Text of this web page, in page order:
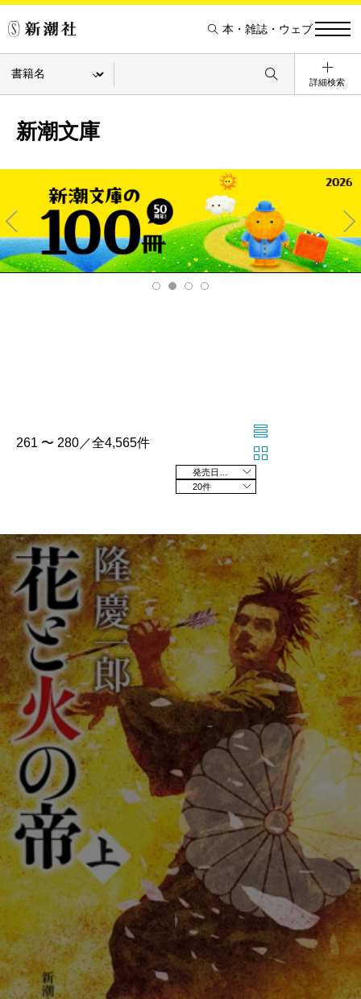
本・雑誌・ウェブ
詳細検索
新潮文庫
Pre
v
Ne
xt
261 〜 280／全4,565件
20件